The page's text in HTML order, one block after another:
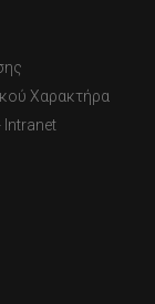
Χαρακτήρα
Intranet